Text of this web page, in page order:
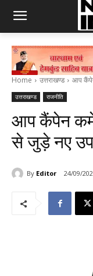
Home उत्तराखण्ड आप
उत्तराखण्ड राजनीति
आप कैंपेन
से जुड़े नए
By Editor 24/09/